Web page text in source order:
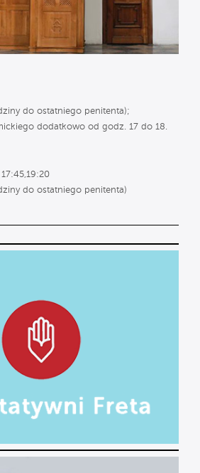
do ostatniego penitenta);
dodatkowo od godz. 17 do 18.
do ostatniego penitenta)